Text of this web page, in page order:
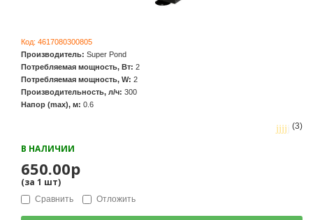
Код: 4617080300805
Производитель: Super Pond
Потребляемая мощность, Вт: 2
Потребляемая мощность, W: 2
Производительность, л/ч: 300
Напор (max), м: 0.6
(3)
В НАЛИЧИИ
650.00р
(за 1 шт)
Сравнить Отложить